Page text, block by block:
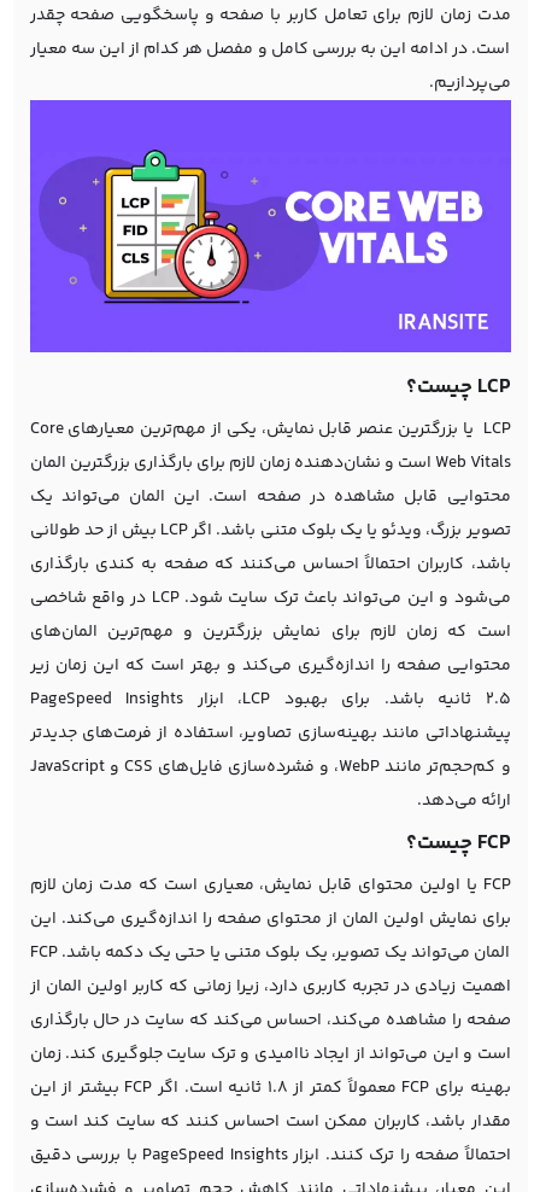
مدت زمان لازم برای تعامل کاربر با صفحه و پاسخگویی صفحه چقدر
است. در ادامه این به بررسی کامل و مفصل هر کدام از این سه معیار
می‌پردازیم.
LCP چیست؟
LCP یا بزرگترین عنصر قابل نمایش، یکی از مهم‌ترین معیارهای Core
Web Vitals است و نشان‌دهنده زمان لازم برای بارگذاری بزرگترین المان
محتوایی قابل مشاهده در صفحه است. این المان می‌تواند یک
تصویر بزرگ، ویدئو یا یک بلوک متنی باشد. اگر LCP بیش از حد طولانی
باشد، کاربران احتمالاً احساس می‌کنند که صفحه به کندی بارگذاری
می‌شود و این می‌تواند باعث ترک سایت شود. LCP در واقع شاخصی
است که زمان لازم برای نمایش بزرگترین و مهم‌ترین المان‌های
محتوایی صفحه را اندازه‌گیری می‌کند و بهتر است که این زمان زیر
۲.۵ ثانیه باشد. برای بهبود LCP، ابزار PageSpeed Insights
پیشنهاداتی مانند بهینه‌سازی تصاویر، استفاده از فرمت‌های جدیدتر
و کم‌حجم‌تر مانند WebP، و فشرده‌سازی فایل‌های CSS و JavaScript
ارائه می‌دهد.
FCP چیست؟
FCP یا اولین محتوای قابل نمایش، معیاری است که مدت زمان لازم
برای نمایش اولین المان از محتوای صفحه را اندازه‌گیری می‌کند. این
المان می‌تواند یک تصویر، یک بلوک متنی یا حتی یک دکمه باشد. FCP
اهمیت زیادی در تجربه کاربری دارد، زیرا زمانی که کاربر اولین المان از
صفحه را مشاهده می‌کند، احساس می‌کند که سایت در حال بارگذاری
است و این می‌تواند از ایجاد ناامیدی و ترک سایت جلوگیری کند. زمان
بهینه برای FCP معمولاً کمتر از ۱.۸ ثانیه است. اگر FCP بیشتر از این
مقدار باشد، کاربران ممکن است احساس کنند که سایت کند است و
احتمالاً صفحه را ترک کنند. ابزار PageSpeed Insights با بررسی دقیق